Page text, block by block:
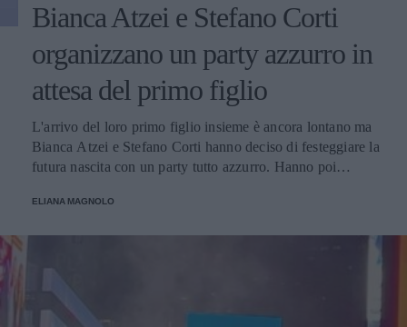
Bianca Atzei e Stefano Corti
organizzano un party azzurro in
attesa del primo figlio
L'arrivo del loro primo figlio insieme è ancora lontano ma
Bianca Atzei e Stefano Corti hanno deciso di festeggiare la
futura nascita con un party tutto azzurro. Hanno poi
famiglia.
ELIANA MAGNOLO